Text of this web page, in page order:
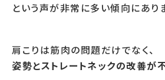
という声が非常に多い傾向にあり
肩こりは筋肉の問題だけでなく、
姿勢とストレートネックの改善が